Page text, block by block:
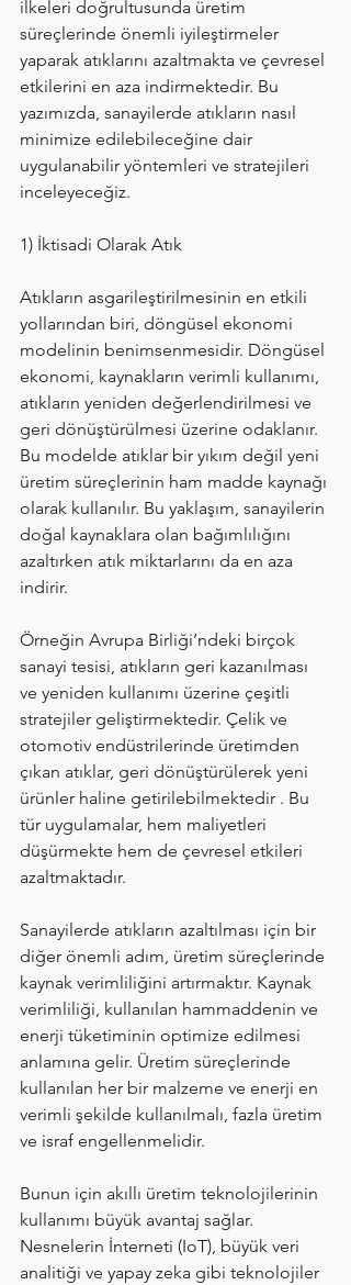
ilkeleri doğrultusunda üretim
süreçlerinde önemli iyileştirmeler
yaparak atıklarını azaltmakta ve çevresel
etkilerini en aza indirmektedir. Bu
yazımızda, sanayilerde atıkların nasıl
minimize edilebileceğine dair
uygulanabilir yöntemleri ve stratejileri
inceleyeceğiz.
1) İktisadi Olarak Atık
Atıkların asgarileştirilmesinin en etkili
yollarından biri, döngüsel ekonomi
modelinin benimsenmesidir. Döngüsel
ekonomi, kaynakların verimli kullanımı,
atıkların yeniden değerlendirilmesi ve
geri dönüştürülmesi üzerine odaklanır.
Bu modelde atıklar bir yıkım değil yeni
üretim süreçlerinin ham madde kaynağı
olarak kullanılır. Bu yaklaşım, sanayilerin
doğal kaynaklara olan bağımlılığını
azaltırken atık miktarlarını da en aza
indirir.
Örneğin Avrupa Birliği’ndeki birçok
sanayi tesisi, atıkların geri kazanılması
ve yeniden kullanımı üzerine çeşitli
stratejiler geliştirmektedir. Çelik ve
otomotiv endüstrilerinde üretimden
çıkan atıklar, geri dönüştürülerek yeni
ürünler haline getirilebilmektedir . Bu
tür uygulamalar, hem maliyetleri
düşürmekte hem de çevresel etkileri
azaltmaktadır.
Sanayilerde atıkların azaltılması için bir
diğer önemli adım, üretim süreçlerinde
kaynak verimliliğini artırmaktır. Kaynak
verimliliği, kullanılan hammaddenin ve
enerji tüketiminin optimize edilmesi
anlamına gelir. Üretim süreçlerinde
kullanılan her bir malzeme ve enerji en
verimli şekilde kullanılmalı, fazla üretim
ve israf engellenmelidir.
Bunun için akıllı üretim teknolojilerinin
kullanımı büyük avantaj sağlar.
Nesnelerin İnterneti (IoT), büyük veri
analitiği ve yapay zeka gibi teknolojiler